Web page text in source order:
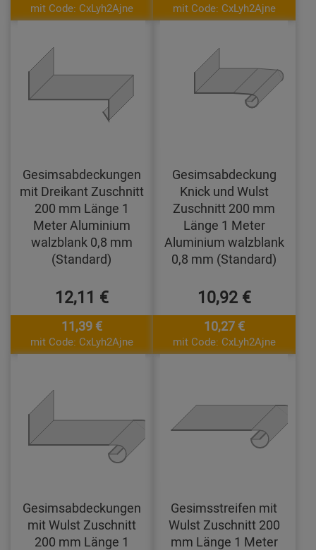
mit Code: CxLyh2Ajne mit Code: CxLyh2Ajne
Gesimsabdeckungen
mit Dreikant Zuschnitt
200 mm Länge 1
Meter Aluminium
walzblank 0,8 mm
(Standard)
12,11 €
11,39 €
mit Code: CxLyh2Ajne
Gesimsabdeckung
Knick und Wulst
Zuschnitt 200 mm
Länge 1 Meter
Aluminium walzblank
0,8 mm (Standard)
10,92 €
10,27 €
mit Code: CxLyh2Ajne
Gesimsabdeckungen
mit Wulst Zuschnitt
200 mm Länge 1
Gesimsstreifen mit
Wulst Zuschnitt 200
mm Länge 1 Meter